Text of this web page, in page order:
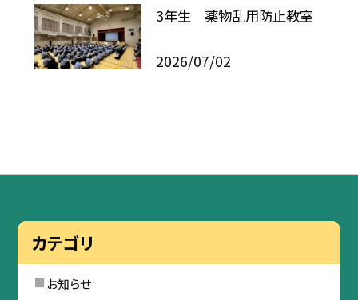
3年生 薬物乱用防止教室
2026/07/02
カテゴリ
お知らせ